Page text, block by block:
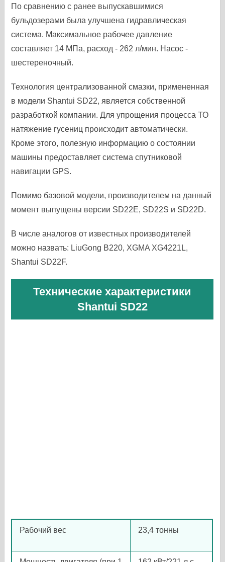
По сравнению с ранее выпускавшимися
бульдозерами была улучшена гидравлическая
система. Максимальное рабочее давление
составляет 14 МПа, расход - 262 л/мин. Насос -
шестереночный.
Технология централизованной смазки, примененная
в модели Shantui SD22, является собственной
разработкой компании. Для упрощения процесса ТО
натяжение гусениц происходит автоматически.
Кроме этого, полезную информацию о состоянии
машины предоставляет система спутниковой
навигации GPS.
Помимо базовой модели, производителем на данный
момент выпущены версии SD22E, SD22S и SD22D.
В числе аналогов от известных производителей
можно назвать: LiuGong B220, XGMA XG4221L,
Shantui SD22F.
Технические характеристики
Shantui SD22
Рабочий вес 23,4 тонны